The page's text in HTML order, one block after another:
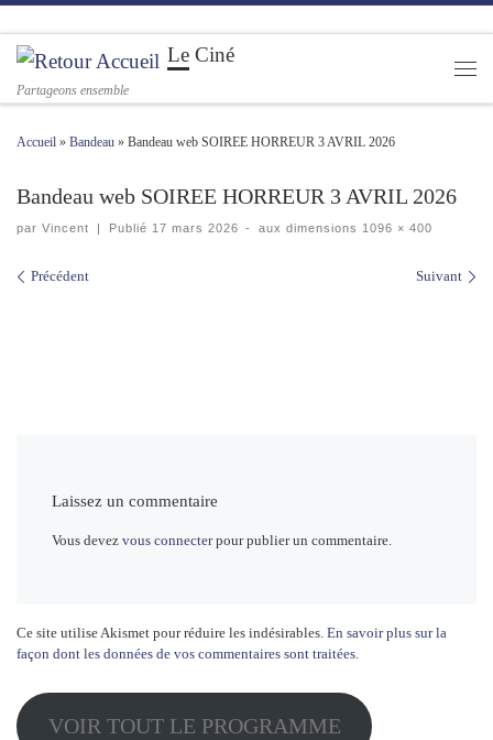
Passer au contenu
Le Ciné
Partageons ensemble
Accueil » Bandeau » Bandeau web SOIREE HORREUR 3 AVRIL 2026
Bandeau web SOIREE HORREUR 3 AVRIL 2026
par Vincent | Publié 17 mars 2026 - aux dimensions 1096 × 400
Navigation des images
Précédent Suivant
Laissez un commentaire
Vous devezvous connecterpour publier un commentaire.
Ce site utilise Akismet pour réduire les indésirables. En savoir plus sur la
façon dont les données de vos commentaires sont traitées.
VOIR TOUT LE PROGRAMME